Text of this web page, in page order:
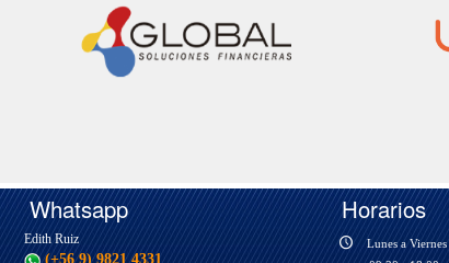
Whatsapp
Edith Ruiz
(+56 9) 9821 4331
Horarios
Lunes a Viernes